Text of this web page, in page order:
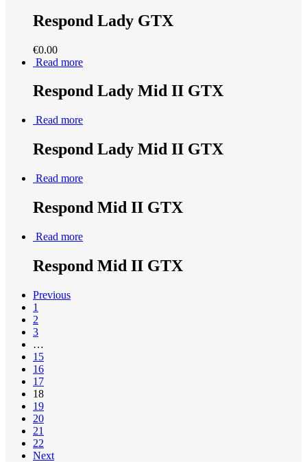
Respond Lady GTX
€0.00
Read more
Respond Lady Mid II GTX
Read more
Respond Lady Mid II GTX
Read more
Respond Mid II GTX
Read more
Respond Mid II GTX
Previous
1
2
3
…
15
16
17
18
19
20
21
22
Next